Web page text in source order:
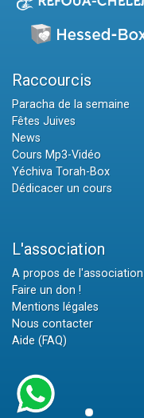
Raccourcis
Paracha de la semaine
Fêtes Juives
News
Cours Mp3-Vidéo
Yéchiva Torah-Box
Dédicacer un cours
L'association
A propos de l'association
Faire un don !
Mentions légales
Nous contacter
Aide (FAQ)